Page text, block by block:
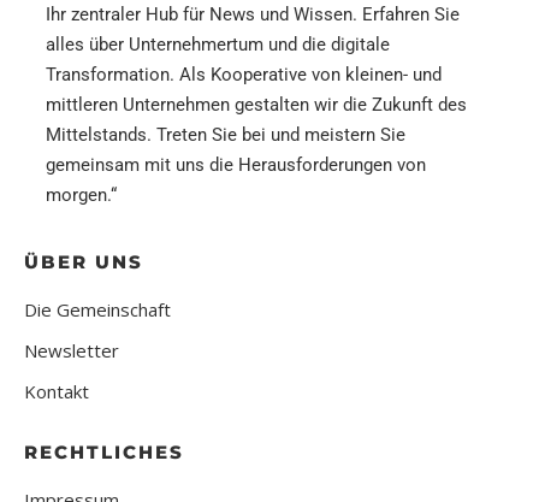
Ihr zentraler Hub für News und Wissen. Erfahren Sie
alles über Unternehmertum und die digitale
Transformation. Als Kooperative von kleinen- und
mittleren Unternehmen gestalten wir die Zukunft des
Mittelstands. Treten Sie bei und meistern Sie
gemeinsam mit uns die Herausforderungen von
morgen.“
ÜBER UNS
Die Gemeinschaft
Newsletter
Kontakt
RECHTLICHES